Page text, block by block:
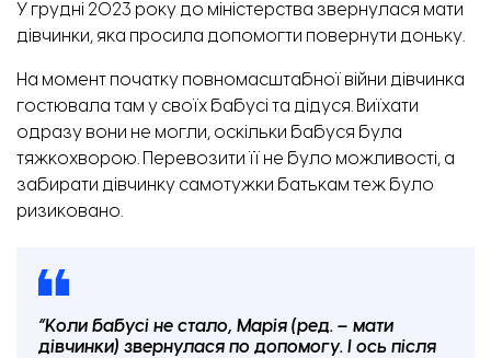
У грудні 2023 року до міністерства звернулася мати
дівчинки, яка просила допомогти повернути доньку.
На момент початку повномасштабної війни дівчинка
гостювала там у своїх бабусі та дідуся. Виїхати
одразу вони не могли, оскільки бабуся була
тяжкохворою. Перевозити її не було можливості, а
забирати дівчинку самотужки батькам теж було
ризиковано.
“Коли бабусі не стало, Марія (ред. – мати
дівчинки) звернулася по допомогу. І ось після